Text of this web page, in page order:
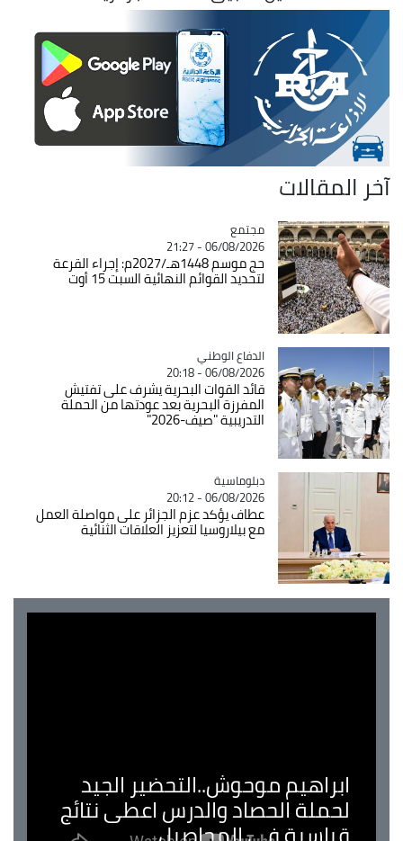
آخر المقالات
Catégorie
مجتمع
06/08/2026 - 21:27
حج موسم 1448هـ/2027م: إجراء القرعة
لتحديد القوائم النهائية السبت 15 أوت
Catégorie
الدفاع الوطني
06/08/2026 - 20:18
قائد القوات البحرية يشرف على تفتيش
المفرزة البحرية بعد عودتها من الحملة
التدريبية "صيف-2026"
Catégorie
دبلوماسية
06/08/2026 - 20:12
عطاف يؤكد عزم الجزائر على مواصلة العمل
مع بيلاروسيا لتعزيز العلاقات الثنائية
ابراهيم موحوش..التحضير الجيد
لحملة الحصاد والدرس اعطى نتائج